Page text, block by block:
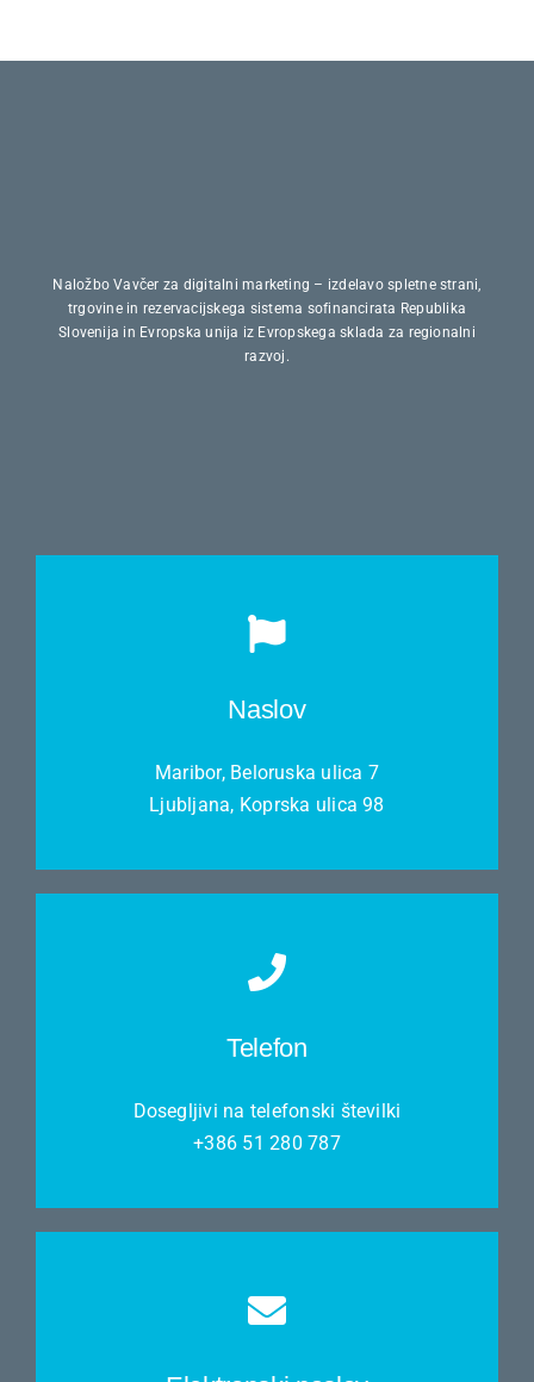
Naložbo Vavčer za digitalni marketing – izdelavo spletne strani,
trgovine in rezervacijskega sistema sofinancirata Republika
Slovenija in Evropska unija iz Evropskega sklada za regionalni
razvoj.
Naslov
Maribor, Beloruska ulica 7
Ljubljana, Koprska ulica 98
Telefon
Dosegljivi na telefonski številki
+386 51 280 787